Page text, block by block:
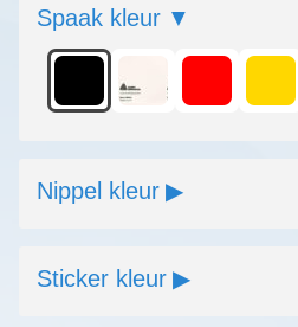
Spaak kleur
Nippel kleur
Sticker kleur